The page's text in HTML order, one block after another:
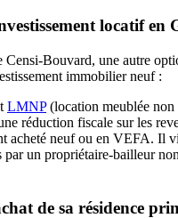
locatif en
Censi-Bouvard, une autre
immobilier neuf :
LMNP(location meublée non
réduction fiscale sur les
acheté neuf ou en VEFA. Il
par un propriétaire-bailleur
de sa résidence